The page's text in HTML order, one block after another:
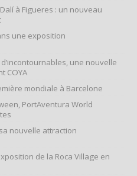
à Figueres : un nouveau
une exposition
une nouvelle
COYA
mondiale à Barcelone
PortAventura World
nouvelle attraction
de la Roca Village en